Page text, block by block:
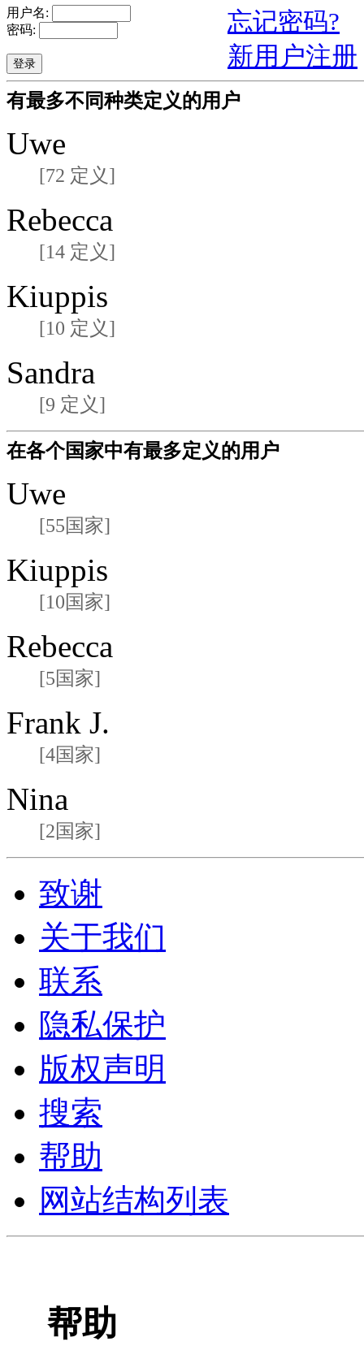
用户名:
密码:
忘记密码?
新用户注册
有最多不同种类定义的用户
Uwe
[72 定义]
Rebecca
[14 定义]
Kiuppis
[10 定义]
Sandra
[9 定义]
在各个国家中有最多定义的用户
Uwe
[55国家]
Kiuppis
[10国家]
Rebecca
[5国家]
Frank J.
[4国家]
Nina
[2国家]
致谢
关于我们
联系
隐私保护
版权声明
搜索
帮助
网站结构列表
帮助